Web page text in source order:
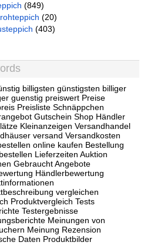
(849)
(20)
(403)
billigsten günstigsten billiger
guenstig preiswert Preise
Preisliste Schnäppchen
Gutschein Shop Händler
Kleinanzeigen Versandhandel
versand Versandkosten
online kaufen Bestellung
Lieferzeiten Auktion
Gebraucht Angebote
Händlerbewertung
vergleichen
Produktvergleich Tests
Testergebnisse
Meinungen von
Meinung Rezension
Daten Produktbilder